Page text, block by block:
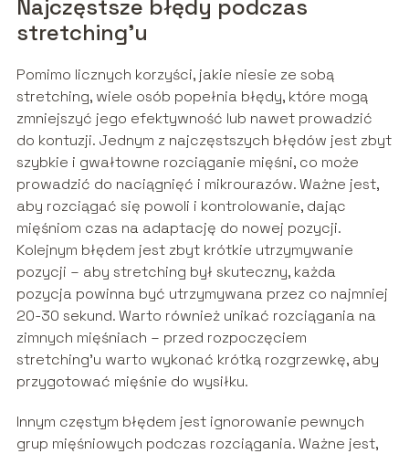
Najczęstsze błędy podczas
stretching’u
Pomimo licznych korzyści, jakie niesie ze sobą
stretching, wiele osób popełnia błędy, które mogą
zmniejszyć jego efektywność lub nawet prowadzić
do kontuzji. Jednym z najczęstszych błędów jest zbyt
szybkie i gwałtowne rozciąganie mięśni, co może
prowadzić do naciągnięć i mikrourazów. Ważne jest,
aby rozciągać się powoli i kontrolowanie, dając
mięśniom czas na adaptację do nowej pozycji.
Kolejnym błędem jest zbyt krótkie utrzymywanie
pozycji – aby stretching był skuteczny, każda
pozycja powinna być utrzymywana przez co najmniej
20-30 sekund. Warto również unikać rozciągania na
zimnych mięśniach – przed rozpoczęciem
stretching’u warto wykonać krótką rozgrzewkę, aby
przygotować mięśnie do wysiłku.
Innym częstym błędem jest ignorowanie pewnych
grup mięśniowych podczas rozciągania. Ważne jest,